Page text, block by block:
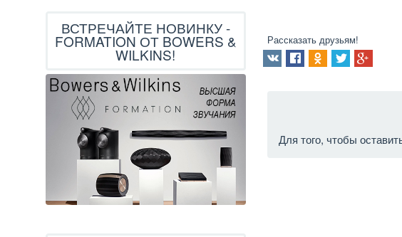
Рассказать друзьям!
Для того, чтобы
ВСТРЕЧАЙТЕ НОВИНКУ -
FORMATION ОТ BOWERS &
WILKINS!